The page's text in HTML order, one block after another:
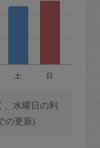
金額の
＝依頼
土 日
、水曜日の利
の更新)